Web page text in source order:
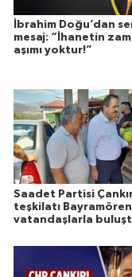
İbrahim Doğu’dan
mesaj: “İhanetin
aşımı yoktur!”
Saadet Partisi
teşkilatı
vatandaşlarla